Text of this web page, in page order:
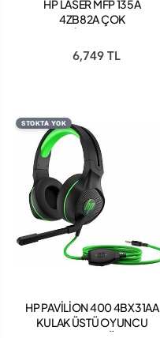
HP LASER MFP 135A
4ZB82A ÇOK
YAZICI
6,749 TL
STOKTA YOK
HP PAVİLİON 400 4BX31AA
KULAK ÜSTÜ OYUNCU